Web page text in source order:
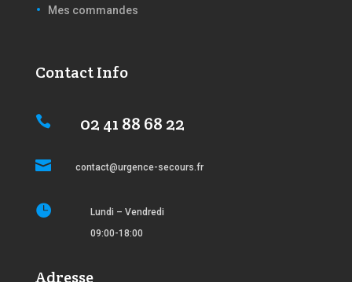
Mes commandes
Contact Info
 02 41 88 68 22
 contact@urgence-secours.fr

Lundi – Vendredi
09:00-18:00
Adresse